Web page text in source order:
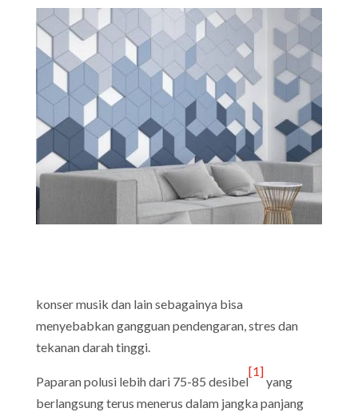
konser musik dan lain sebagainya bisa
menyebabkan gangguan pendengaran, stres dan
tekanan darah tinggi.
Paparan polusi lebih dari 75-85 desibel
[1]
yang
berlangsung terus menerus dalam jangka panjang